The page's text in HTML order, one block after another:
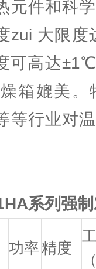
元件和科
zui 大限
可高达
箱媲美。
等行业对
系列强
功率精度